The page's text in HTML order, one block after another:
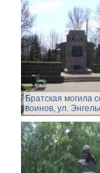
Братская могила
воинов, ул.